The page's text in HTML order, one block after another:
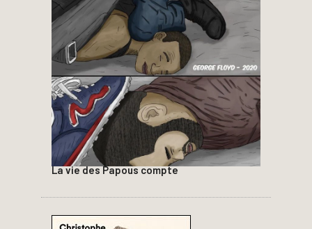
La vie des Papous compte